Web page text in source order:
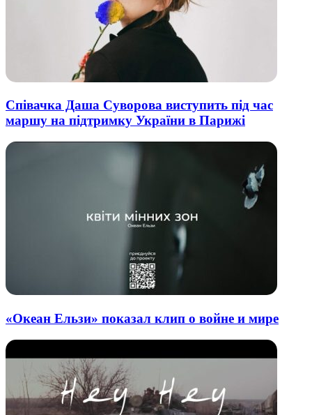
Співачка Даша Суворова виступить під час
маршу на підтримку України в Парижі
«Океан Ельзи» показал клип о войне и мире